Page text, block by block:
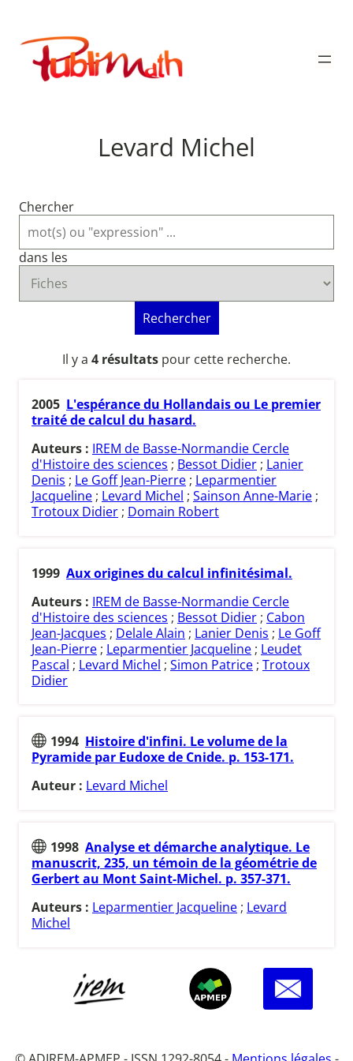
contenu
Publimath
Levard Michel
Chercher
dans les
Rechercher
Il y a 4 résultats pour cette recherche.
2005 L'espérance du Hollandais ou Le premier
traité de calcul du hasard.
Auteurs : IREM de Basse-Normandie Cercle
d'Histoire des sciences ; Bessot Didier ; Lanier
Denis ; Le Goff Jean-Pierre ; Leparmentier
Jacqueline ; Levard Michel ; Sainson Anne-Marie ;
Trotoux Didier ; Domain Robert
1999 Aux origines du calcul infinitésimal.
Auteurs : IREM de Basse-Normandie Cercle
d'Histoire des sciences ; Bessot Didier ; Cabon
Jean-Jacques ; Delale Alain ; Lanier Denis ; Le Goff
Jean-Pierre ; Leparmentier Jacqueline ; Leudet
Pascal ; Levard Michel ; Simon Patrice ; Trotoux
Didier
1994 Histoire d'infini. Le volume de la
Pyramide par Eudoxe de Cnide. p. 153-171.
Auteur : Levard Michel
1998 Analyse et démarche analytique. Le
manuscrit, 235, un témoin de la géométrie de
Gerbert au Mont Saint-Michel. p. 357-371.
Auteurs : Leparmentier Jacqueline ; Levard
Michel